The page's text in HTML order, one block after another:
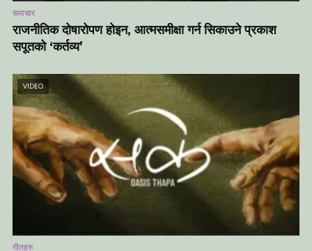
समाचार
राजनीतिक दोषारोपण होइन, आत्मसमीक्षा गर्न सिकाउने प्रकाश
सपूतको ‘कर्तव्य’
VIDEO
गीतहरु